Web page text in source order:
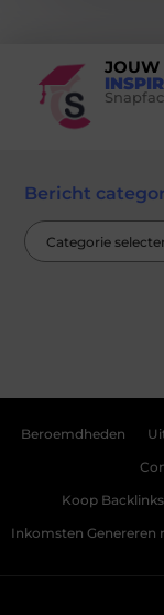
JOUW
Bericht
Beroemdheden
Koop
Inkomsten Genereren